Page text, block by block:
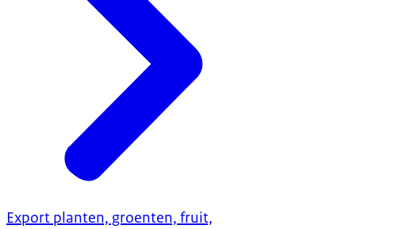
Export planten, groenten, fruit,